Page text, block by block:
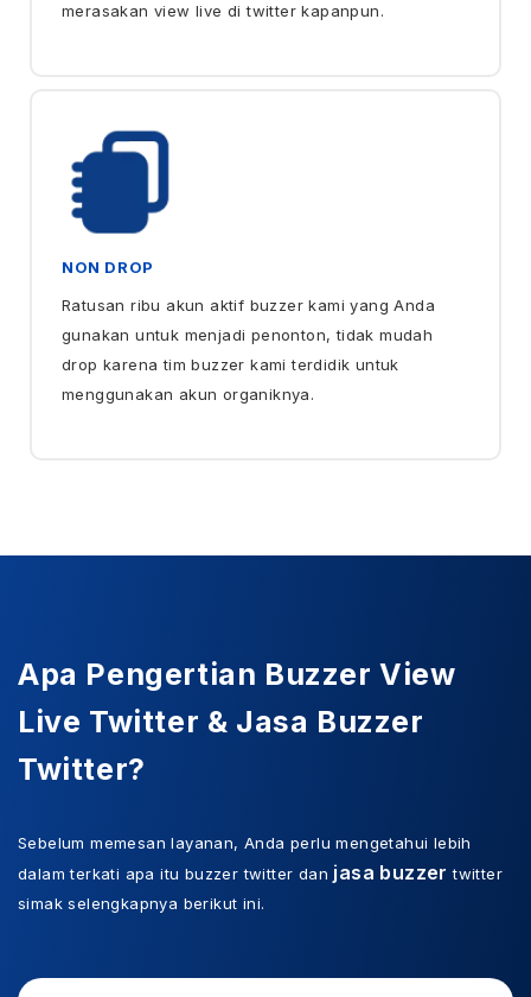
merasakan view live di twitter kapanpun.
NON DROP
Ratusan ribu akun aktif buzzer kami yang Anda
gunakan untuk menjadi penonton, tidak mudah
drop karena tim buzzer kami terdidik untuk
menggunakan akun organiknya.
Apa Pengertian Buzzer View
Live Twitter & Jasa Buzzer
Twitter?
Sebelum memesan layanan, Anda perlu mengetahui lebih
dalam terkati apa itu buzzer twitter dan jasa buzzer twitter
simak selengkapnya berikut ini.